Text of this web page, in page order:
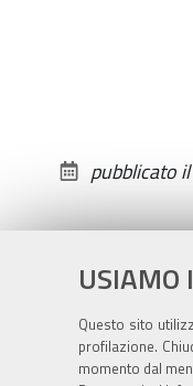
USIAMO
Questo sito
profilazione.
momento dal
2021-
2021-
03-
Originariamente
pubblicato il